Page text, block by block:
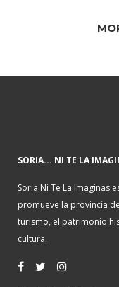
SORIA... NI TE LA
Soria Ni Te La Imaginas
promueve la provincia
turismo, el patrimonio
cultura.